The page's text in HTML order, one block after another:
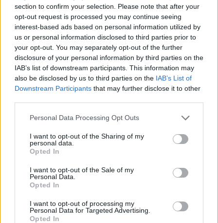
section to confirm your selection. Please note that after your
opt-out request is processed you may continue seeing
interest-based ads based on personal information utilized by
us or personal information disclosed to third parties prior to
your opt-out. You may separately opt-out of the further
disclosure of your personal information by third parties on the
IAB’s list of downstream participants. This information may
also be disclosed by us to third parties on the IAB’s List of
Downstream Participants that may further disclose it to other
Personal Data Processing Opt Outs
I want to opt-out of the Sharing of my
personal data.
Opted In
I want to opt-out of the Sale of my
Personal Data.
Opted In
I want to opt-out of processing my
Personal Data for Targeted Advertising.
Opted In
Repères visuels
Afficher la carte